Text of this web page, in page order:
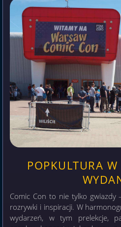
POPKULTURA W
Comic Con to nie tylko gwiazdy
rozrywki i inspiracji. W
wydarzeń, w tym prelekcje,